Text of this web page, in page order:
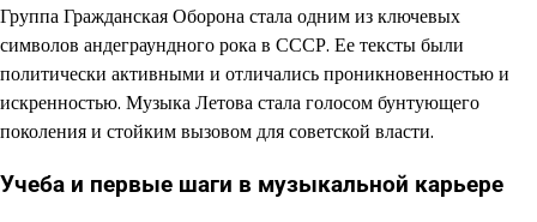
Группа Гражданская Оборона стала одним из ключевых
символов андеграундного рока в СССР. Ее тексты были
политически активными и отличались проникновенностью и
искренностью. Музыка Летова стала голосом бунтующего
поколения и стойким вызовом для советской власти.
Учеба и первые шаги в музыкальной карьере